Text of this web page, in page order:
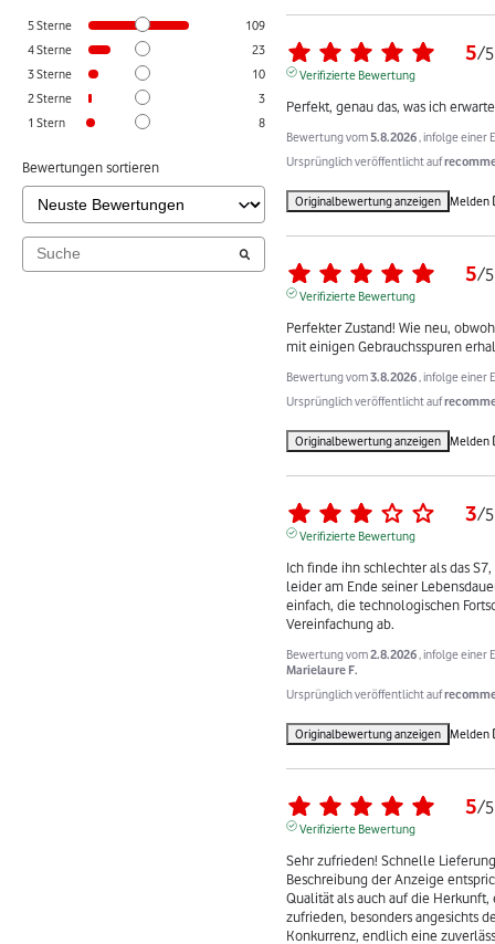
5Sterne
109
4Sterne
23
3Sterne
10
2Sterne
3
1 Stern 8
Bewertungen sortieren
5/5
Verifizierte Bewertung
Perfekt, genau das, was ich
Bewertung vom5.8.2026 , infolge einer
Ursprünglich veröffentlicht auf
Originalbewertung anzeigen Melden
5/5
Verifizierte Bewertung
Perfekter Zustand! Wie neu,
mit einigen Gebrauchsspuren
Bewertung vom3.8.2026 , infolge einer
Ursprünglich veröffentlicht auf
Originalbewertung anzeigen Melden
3/5
Verifizierte Bewertung
Ich finde ihn schlechter als das
leider am Ende seiner
einfach, die technologischen
Vereinfachung ab.
Bewertung vom2.8.2026 , infolge einer
Marielaure F.
Ursprünglich veröffentlicht auf
Originalbewertung anzeigen Melden
5/5
Verifizierte Bewertung
Sehr zufrieden! Schnelle
Beschreibung der Anzeige
Qualität als auch auf die Herkunft,
zufrieden, besonders angesichts
Konkurrenz, endlich eine